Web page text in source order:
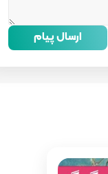
ارسال پیام